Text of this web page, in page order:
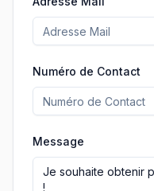
Numéro de Contact
Message